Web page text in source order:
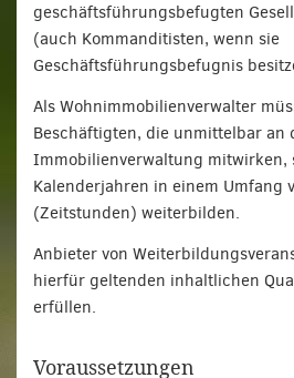
geschäftsführungsbefugten
(auch Kommanditisten, wenn sie
Geschäftsführungsbefugnis
Als Wohnimmobilienverwalter
Beschäftigten, die unmittelbar an
Immobilienverwaltung mitwirken,
Kalenderjahren in einem Umfang
(Zeitstunden) weiterbilden.
Anbieter von
hierfür geltenden inhaltlichen
erfüllen.
Voraussetzungen